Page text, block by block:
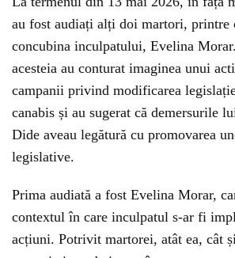
au fost audiați alți doi martori, printre
concubina inculpatului, Evelina
acesteia au conturat imaginea unui
campanii privind modificarea
canabis și au sugerat că demersurile
Dide aveau legătură cu promovarea
legislative.
Prima audiată a fost Evelina Morar,
contextul în care inculpatul s-ar fi
acțiuni. Potrivit martorei, atât ea, cât